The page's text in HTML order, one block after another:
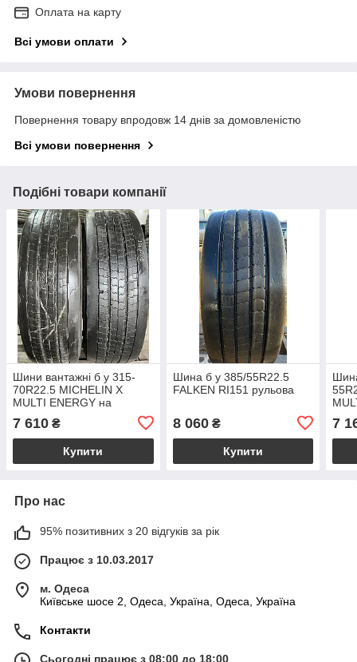
Оплата на карту
Всі умови оплати
Умови повернення
Повернення товару впродовж 14 днів за домовленістю
Всі умови повернення
Подібні товари компанії
Шини вантажні б у 315-
70R22.5 MICHELIN X
MULTI ENERGY на
7 610 ₴
Купити
Шина б у 385/55R22.5
FALKEN RI151 рульова
8 060₴
Купити
7
Про нас
95% позитивних з 20 відгуків за рік
Працює з 10.03.2017
м. Одеса
Київське шосе 2, Одеса, Україна, Одеса, Україна
Контакти
Сьогодні працює з 08:00 до 18:00